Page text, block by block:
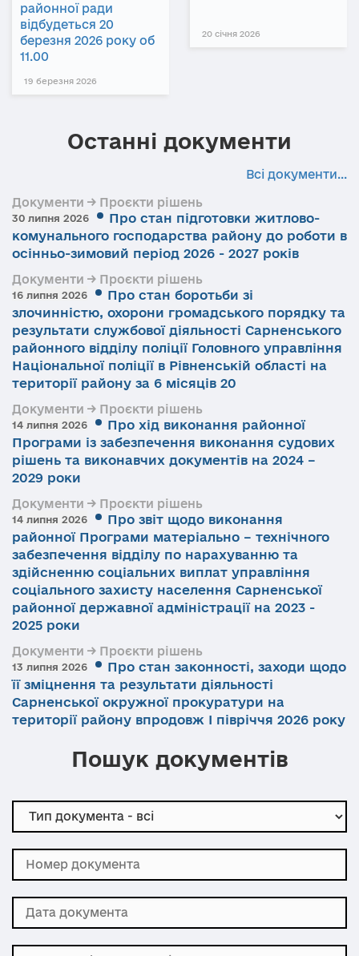
районної ради
відбудеться 20
березня 2026 року об
11.00
19 березня 2026
20 січня 2026
Останні документи
Всі документи...
Документи → Проєкти рішень
30 липня 2026
Про стан підготовки житлово-
комунального господарства району до роботи в
осінньо-зимовий період 2026 - 2027 років
Документи → Проєкти рішень
16 липня 2026
Про стан боротьби зі
злочинністю, охорони громадського порядку та
результати службової діяльності Сарненського
районного відділу поліції Головного управління
Національної поліції в Рівненській області на
території району за 6 місяців 20
Документи → Проєкти рішень
14 липня 2026
Про хід виконання районної
Програми із забезпечення виконання судових
рішень та виконавчих документів на 2024 –
2029 роки
Документи → Проєкти рішень
14 липня 2026
Про звіт щодо виконання
районної Програми матеріально – технічного
забезпечення відділу по нарахуванню та
здійсненню соціальних виплат управління
соціального захисту населення Сарненської
районної державної адміністрації на 2023 -
2025 роки
Документи → Проєкти рішень
13 липня 2026
Про стан законності, заходи щодо
її зміцнення та результати діяльності
Сарненської окружної прокуратури на
території району впродовж І півріччя 2026 року
Пошук документів